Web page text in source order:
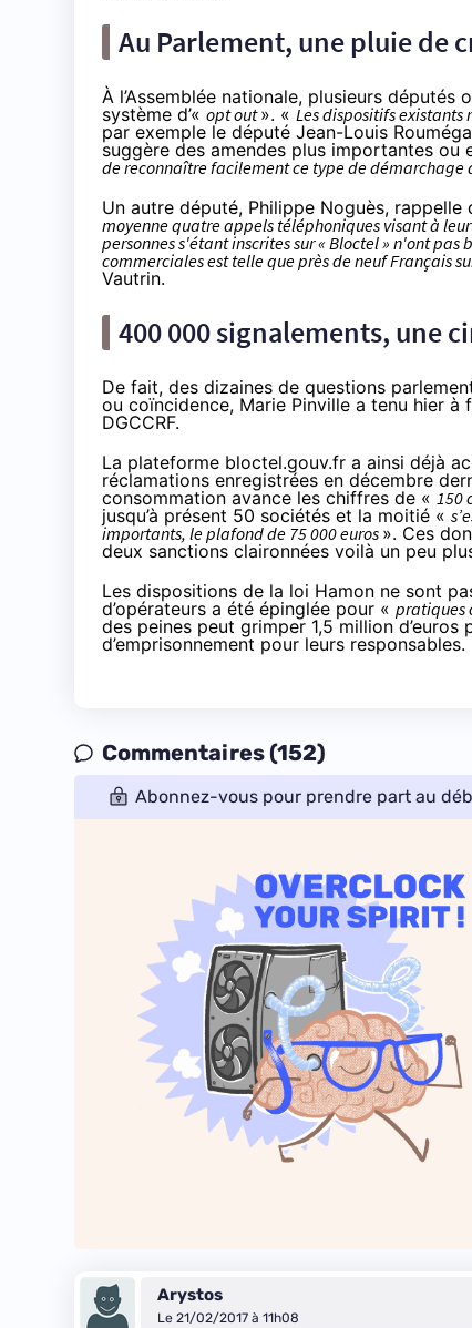
Au Parlement, une pluie de
À l’Assemblée nationale, plusieurs
système d’« opt out». « Les dispositifs
par exemple le député Jean-Louis
suggère des amendes plus importantes ou
de reconnaître facilement ce type de démarchage
Un autre député, Philippe Noguès, rappelle
moyenne quatre appels téléphoniques visant à
personnes s'étant inscrites sur «Bloctel» n'ont pas
commerciales est telle que près de neuf Français
Vautrin.
400 000 signalements, une
De fait, des dizaines de questions
ou coïncidence, Marie Pinville a tenu hier à
DGCCRF.
La plateforme bloctel.gouv.fr a ainsi déjà
réclamations enregistrées en décembre
consommation avance les chiffres de « 150
jusqu’à présent 50 sociétés et la moitié «
importants, le plafond de 75 000 euros ». Ces
deux sanctions claironnées voilà un peu
Les dispositions de la loi Hamon ne sont
d’opérateurs a été épinglée pour « pratiques
des peines peut grimper 1,5 million
d’emprisonnement pour leurs responsables.
Commentaires (152)
Abonnez-vous pour prendre part au
Arystos
Le 21/02/2017 à 11h08